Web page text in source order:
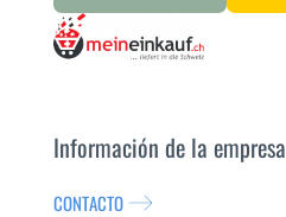
Información de la empresa
CONTACTO